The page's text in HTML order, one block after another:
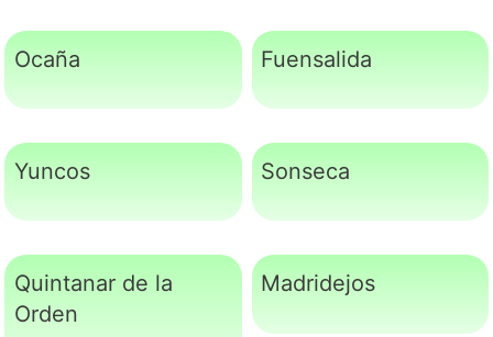
Ocaña Fuensalida
Yuncos Sonseca
Quintanar de la
Orden
Madridejos